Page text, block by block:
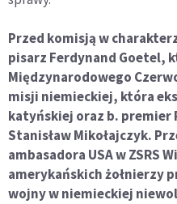
Przed komisją w
pisarz Ferdynand Goetel,
Międzynarodowego
misji niemieckiej, która
katyńskiej oraz b. premier
Stanisław Mikołajczyk.
ambasadora USA w ZSRS
amerykańskich żołnierzy
wojny w niemieckiej